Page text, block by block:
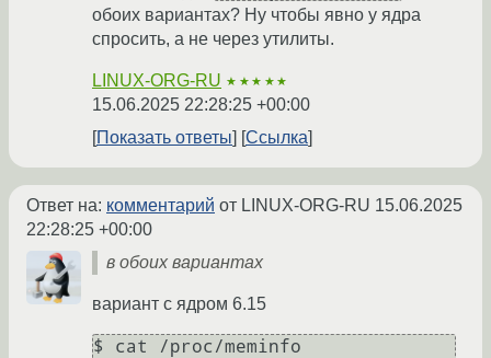
обоих вариантах? Ну чтобы явно у ядра
спросить, а не через утилиты.
LINUX-ORG-RU ★★★★★
15.06.2025 22:28:25 +00:00
Показать ответы
Ссылка
Ответ на: комментарий от LINUX-ORG-RU 15.06.2025
22:28:25 +00:00
в обоих вариантах
вариант с ядром 6.15
$ cat /proc/meminfo